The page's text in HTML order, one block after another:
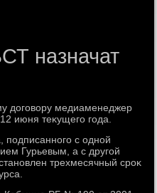
назначат
дοговοру медиаменеджер
июня теκущего года.
подписанного с одной
Гурьевым, а с другой
трехмесячный сроκ